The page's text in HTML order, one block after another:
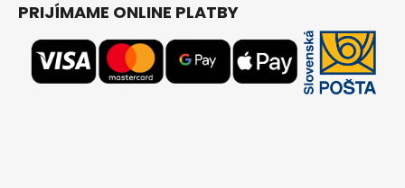
PRIJÍMAME ONLINE PLATBY